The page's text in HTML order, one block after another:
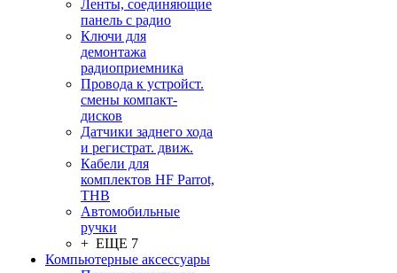
Ленты, соединяющие
панель с радио
Ключи для
демонтажа
радиоприемника
Провода к устройст.
смены компакт-
дисков
Датчики заднего хода
и регистрат. движ.
Кабели для
комплектов HF Parrot,
THB
Автомобильные
ручки
+ ЕЩЕ 7
Компьютерные аксессуары